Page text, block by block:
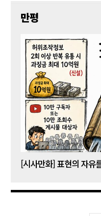
만평
[시사만화] 표현의 자유